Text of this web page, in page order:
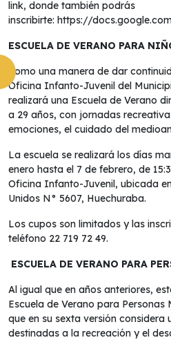
link, donde también podrás
inscribirte: https://
ESCUELA DE VERANO PARA
Como una manera de dar
Oficina Infanto-Juvenil del
realizará una Escuela de Verano
a 29 años, con jornadas
emociones, el cuidado del
La escuela se realizará los días
enero hasta el 7 de febrero, de
Oficina Infanto-Juvenil, ubicada
Unidos N° 5607, Huechuraba.
Los cupos son limitados y las
teléfono 22 719 72 49.
ESCUELA DE VERANO PARA
Al igual que en años anteriores,
Escuela de Verano para Personas
que en su sexta versión
destinadas a la recreación y el